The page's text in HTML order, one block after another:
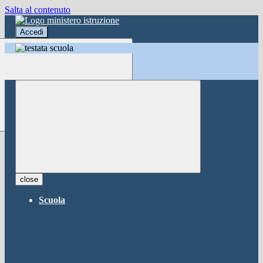
Salta al contenuto
Accedi
Accedi
button close ×
close
Scuola